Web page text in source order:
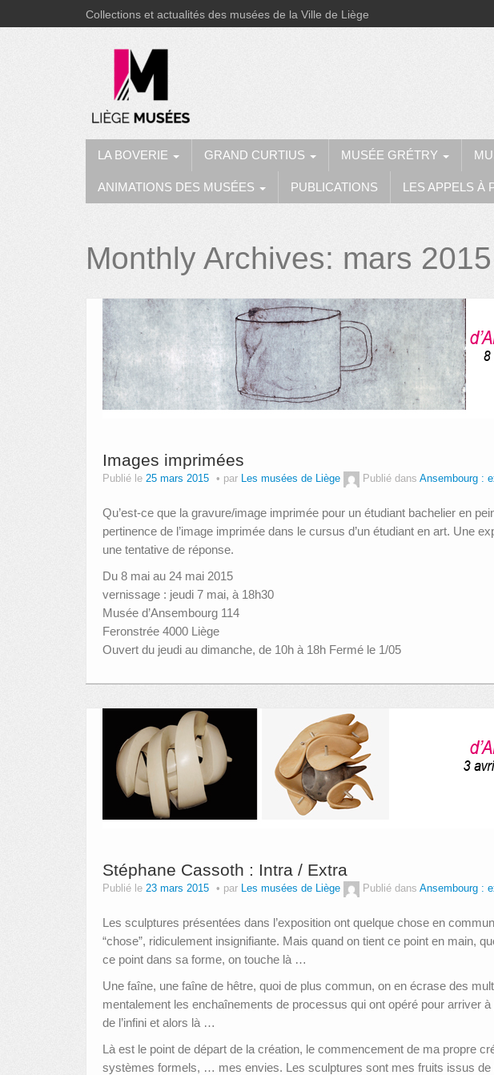
Collections et actualités des musées de la Ville de Liège
LA BOVERIE GRAND CURTIUS MUSÉE GRÉTRY
ANIMATIONS DES MUSÉES PUBLICATIONS LES APPELS À
Monthly Archives: mars 2015
Images imprimées
Publié le 25 mars 2015 par Les musées de Liège Publié dans Ansembourg :
Qu’est-ce que la gravure/image imprimée pour un étudiant bachelier en
pertinence de l’image imprimée dans le cursus d’un étudiant en art. Une
une tentative de réponse.
Du 8 mai au 24 mai 2015
vernissage : jeudi 7 mai, à 18h30
Musée d’Ansembourg 114
Feronstrée 4000 Liège
Ouvert du jeudi au dimanche, de 10h à 18h Fermé le 1/05
Stéphane Cassoth : Intra / Extra
Publié le 23 mars 2015 par Les musées de Liège Publié dans Ansembourg :
Les sculptures présentées dans l’exposition ont quelque chose en
“chose”, ridiculement insignifiante. Mais quand on tient ce point en main,
ce point dans sa forme, on touche là …
Une faîne, une faîne de hêtre, quoi de plus commun, on en écrase des
mentalement les enchaînements de processus qui ont opéré pour arriver
de l’infini et alors là …
Là est le point de départ de la création, le commencement de ma propre
systèmes formels, … mes envies. Les sculptures sont mes fruits issus